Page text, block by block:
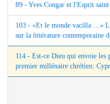
89 - Yves Congar et l'Esprit saint
103 - «Et le monde vacilla …»
sur la littérature contemporaine
114 - Est-ce Dieu qui envoie les
premier millénaire chrétien: